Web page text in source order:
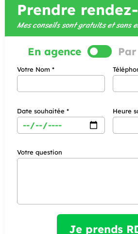
Prendre
Mes conseils sont gratuits et sans
En agence
Votre Nom *
Date souhaitée * Heure
Votre question